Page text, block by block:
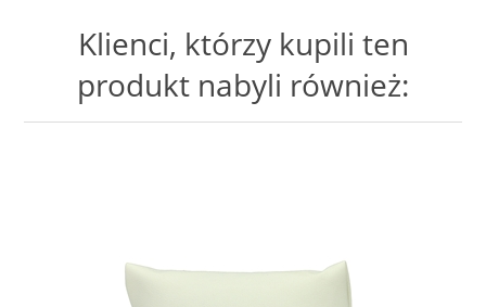
Klienci, którzy kupili ten
produkt nabyli również: